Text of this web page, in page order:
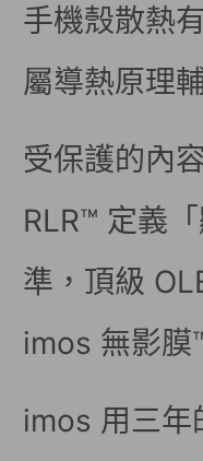
手機殼散熱
屬導熱原理
受保護的內
RLR™ 定義
準，頂級
imos 無影膜
imos 用三年